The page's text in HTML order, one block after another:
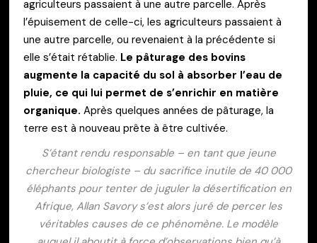
agriculteurs passaient à une autre parcelle. Après
l’épuisement de celle-ci, les agriculteurs passaient à
une autre parcelle, ou revenaient à la précédente si
elle s’était rétablie. Le pâturage des bovins
augmente la capacité du sol à absorber l’eau de
pluie, ce qui lui permet de s’enrichir en matière
organique. Après quelques années de pâturage, la
terre est à nouveau prête à être cultivée.
S’étant rendu responsable – en tant que jeune
chercheur biologiste – du sacrifice inutile de 40 000
éléphants pour tenter de juguler la désertification en
Afrique, Allan Savory s’est alors juré de percer les
véritables causes de ce phénomène. Le modèle